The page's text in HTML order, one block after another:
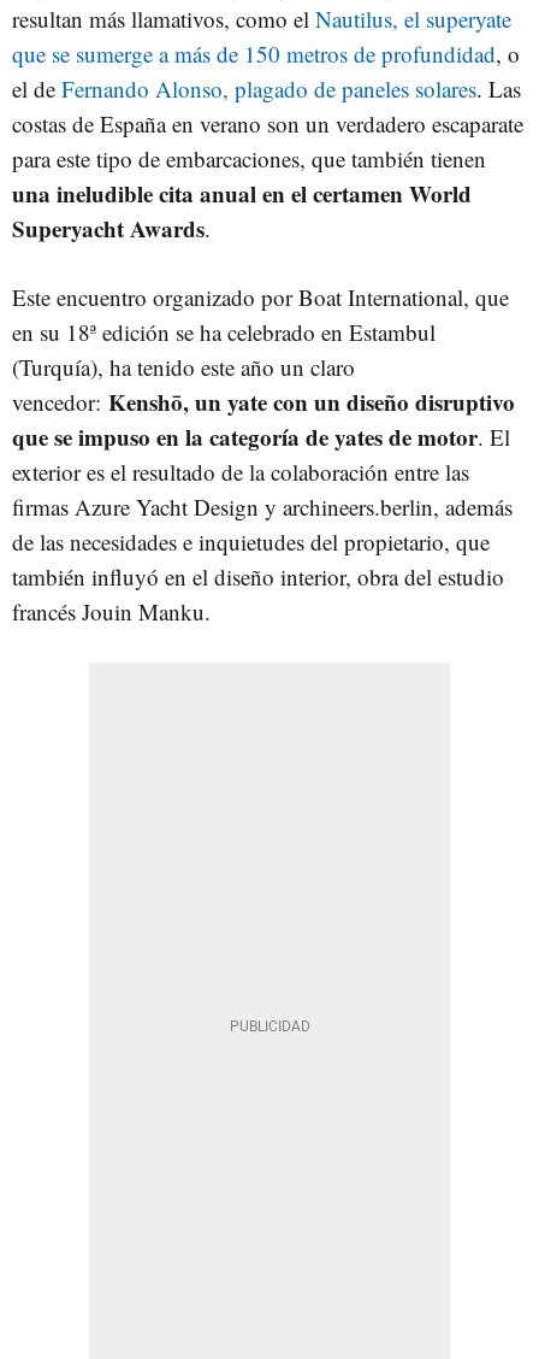
resultan más llamativos, como el Nautilus, el superyate
que se sumerge a más de 150 metros de profundidad, o
el de Fernando Alonso, plagado de paneles solares. Las
costas de España en verano son un verdadero escaparate
para este tipo de embarcaciones, que también tienen
una ineludible cita anual en el certamen World
Superyacht Awards.
Este encuentro organizado por Boat International, que
en su 18ª edición se ha celebrado en Estambul
(Turquía), ha tenido este año un claro
vencedor: Kenshō, un yate con un diseño disruptivo
que se impuso en la categoría de yates de motor. El
exterior es el resultado de la colaboración entre las
firmas Azure Yacht Design y archineers.berlin, además
de las necesidades e inquietudes del propietario, que
también influyó en el diseño interior, obra del estudio
francés Jouin Manku.